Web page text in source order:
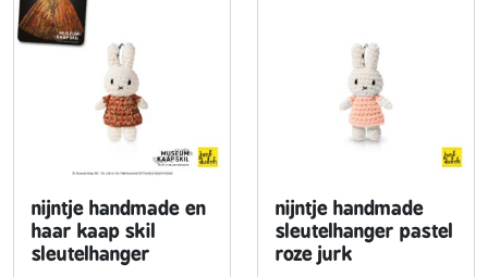
e
a
nijntje handmade en
haar kaap skil
sleutelhanger
nijntje handmade
sleutelhanger pastel
roze jurk